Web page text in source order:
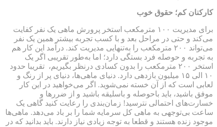
کارکنان کم؛ حقوق خوب
برای مدیریت ۱۰۰ مترمکعب استخر پرورش ماهی یک نفر کفایت
می‌کند و حتی در مراحل بعد و با کسب تجربه بیشتر همین یک نفر
می‌تواند ۲۰۰ مترمکعب را به‌تنهایی مدیریت کند. درآمد این کار هم
به تجربه و حوصله فرد بستگی دارد؛ اما به‌طور تقریبی اگر یک
استخر ۲۰۰ مترمکعب را بدون کسادی درنظر بگیریم، تقریبا حدود
۱۰ الی ۱۵ میلیون بازدهی دارد. دنیای ماهی‌ها، دنیای پر از رنگ و
لعابی است که از آن خسته نمی‌شوید. اگر می‌خواهید در این کار
موفق باشید، باید باحوصله و باسلیقه باشید و از ضررها و
خسارت‌های احتمالی نترسید! زمان‌بندی را رعایت کنید گاهی یک
ساعت بی‌توجهی به ماهی کل سرمایه شما را بر باد می‌دهد. ماهی‌ها
موجود زنده هستند و قطعا به توجه زیادی نیاز دارند. باید بدانید که در